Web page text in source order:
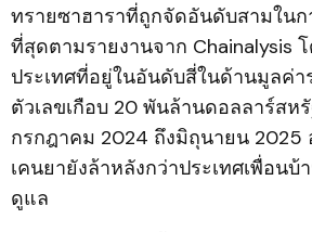
ทรายซาฮาราที่ถูกจัดอันดับสามใน
ที่สุดตามรายงานจาก Chainalysis
ประเทศที่อยู่ในอันดับสี่ในด้านมูลค่
ตัวเลขเกือบ 20 พันล้านดอลลาร์สห
กรกฎาคม 2024 ถึงมิถุนายน 2025
เคนยายังล้าหลังกว่าประเทศเพื่อนบ้
ดูแล